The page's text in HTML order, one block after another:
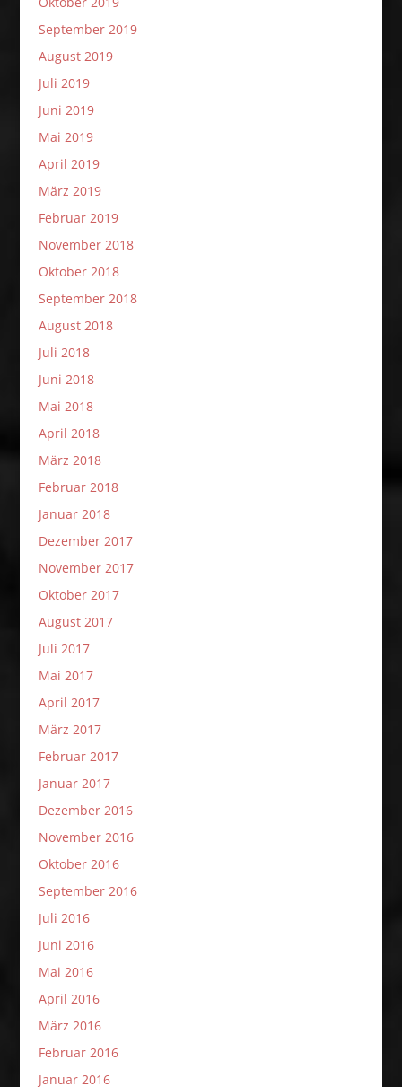
September 2019
August 2019
Juli 2019
Juni 2019
Mai 2019
April 2019
März 2019
Februar 2019
November 2018
Oktober 2018
September 2018
August 2018
Juli 2018
Juni 2018
Mai 2018
April 2018
März 2018
Februar 2018
Januar 2018
Dezember 2017
November 2017
Oktober 2017
August 2017
Juli 2017
Mai 2017
April 2017
März 2017
Februar 2017
Januar 2017
Dezember 2016
November 2016
Oktober 2016
September 2016
Juli 2016
Juni 2016
Mai 2016
April 2016
März 2016
Februar 2016
Januar 2016